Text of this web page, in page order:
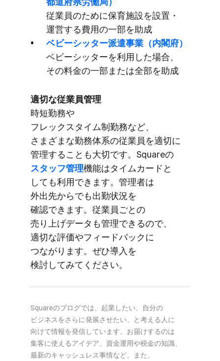
従業員の​ために​保育施設を​設置・
運営する​費用の​一部を​助成
ベビーシッター派遣事業​（内閣府）
ベビーシッターを​利用した​場合、​
その​料金の​一部​または​全部を​助成
適切な​従業員管理
時短勤務や​
フレックスタイム制勤務など、​
さまざまな​勤務体系の​従業員を​適切に​
管理する​ことも​大切です。​Squareの
スタッフ管理機能は​タイムカードと​
しても​利用できます。​管理者は​
外出先から​でも​出勤状況を​
確認できます。​従業員ごとの​
売り上げデータも​管理できるので、​
適切な​評価や​フィードバックに​
つながります。​ぜひ導入を​
検討してみてください。
Squareの​ブログでは、​起業したい、​自分の​
ビジネスを​さらに​発展させたい、と​考える​人に​
向けて​情報を​発信しています。​お届けするのは​
集客に​使える​アイデア、​資金運用や​税金の​知識、​
最新の​キャッシュレス事情など。​また、​